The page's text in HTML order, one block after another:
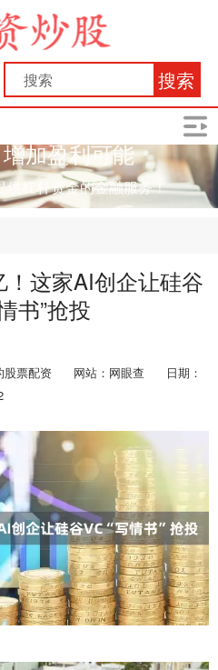
搜索
加盈利可能
供杠杆资金的金融服务！
这家AI创企让硅谷
书”抢投
股票配资 网站：网眼查
日期：